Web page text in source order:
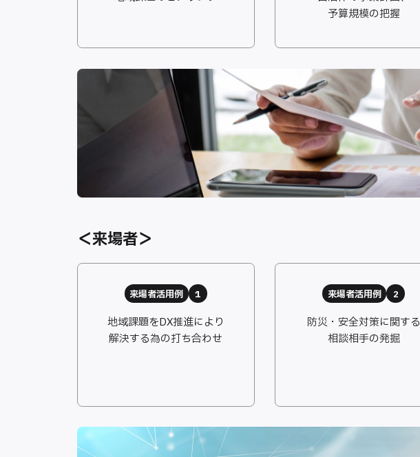
予算規模の把握
＜来場者＞
来場者活用例 1
地域課題をDX推進により
解決する為の打ち合わせ
来場者活用例 2
防災・安全対策に関する
相談相手の発掘